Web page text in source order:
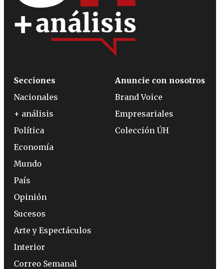
Secciones
Nacionales
+ análisis
Política
Economía
Mundo
País
Opinión
Sucesos
Arte y Espectáculos
Interior
Correo Semanal
Anuncie con nosotros
Brand Voice
Empresariales
Colección ÚH